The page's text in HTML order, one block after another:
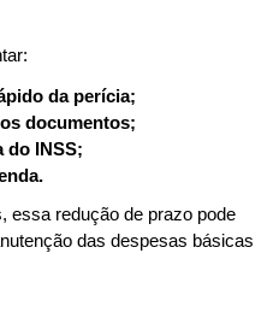
da perícia;
documentos;
do INSS;
essa redução de prazo pode
das despesas básicas